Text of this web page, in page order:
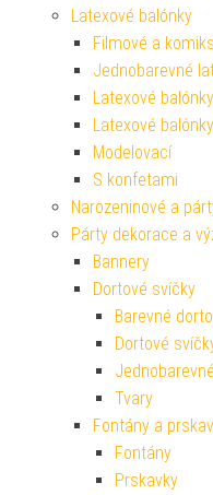
Latexové balónky
Filmové a
Jednobarevné
Latexové
Latexové
Modelovací
S konfetami
Narozeninové a
Párty dekorace a
Bannery
Dortové svíčky
Barevné
Dortové
Tvary
Fontány a
Fontány
Prskavky